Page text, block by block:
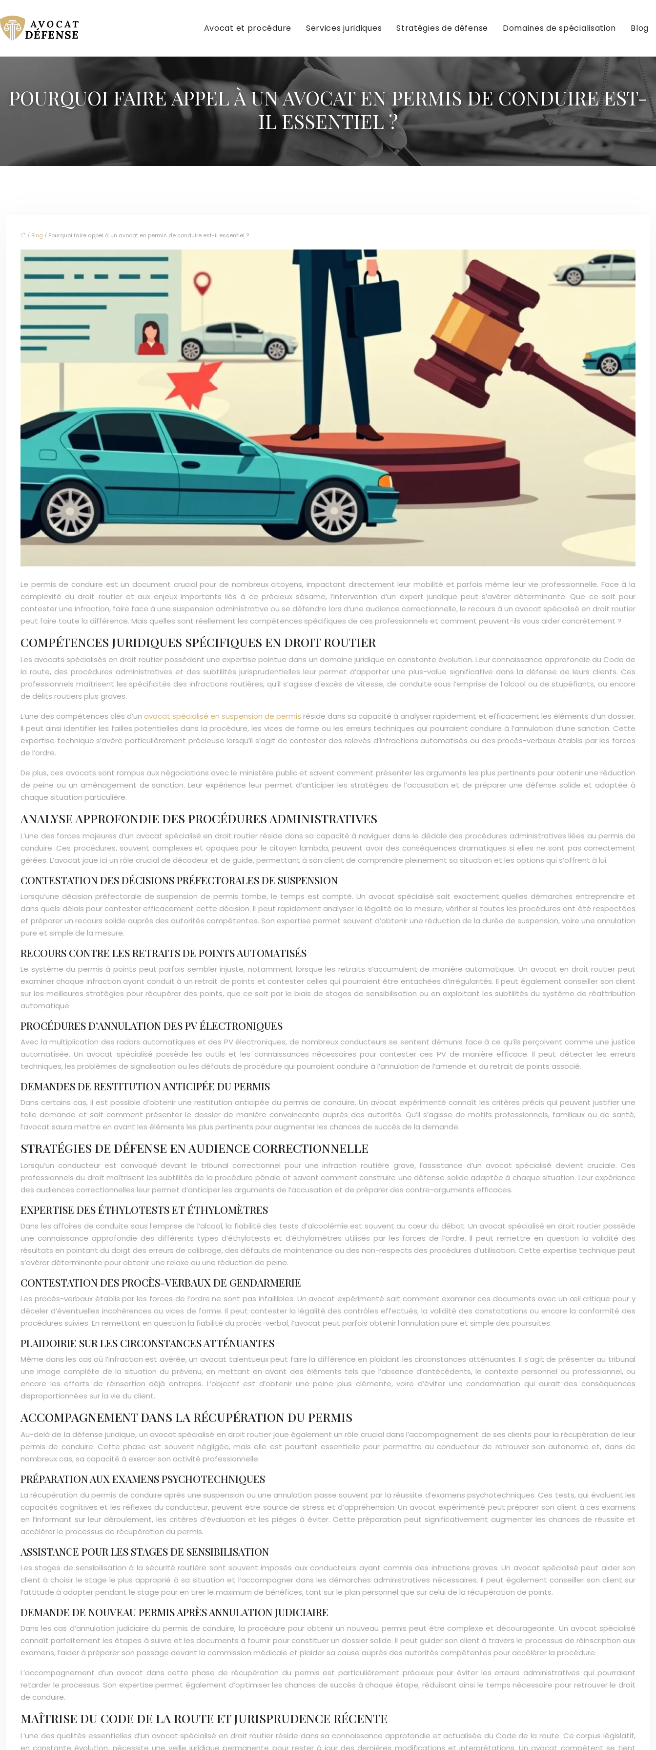
Avocat et procédure Services juridiques Stratégies de défense Domaines de spécialisation Blog
POURQUOI FAIRE APPEL À UN AVOCAT EN PERMIS DE CONDUIRE EST-
IL ESSENTIEL ?
/ Blog / Pourquoi faire appel à un avocat en permis de conduire est-il essentiel ?
Le permis de conduire est un document crucial pour de nombreux citoyens, impactant directement leur mobilité et parfois même leur vie professionnelle. Face à la
complexité du droit routier et aux enjeux importants liés à ce précieux sésame, l’intervention d’un expert juridique peut s’avérer déterminante. Que ce soit pour
contester une infraction, faire face à une suspension administrative ou se défendre lors d’une audience correctionnelle, le recours à un avocat spécialisé en droit routier
peut faire toute la différence. Mais quelles sont réellement les compétences spécifiques de ces professionnels et comment peuvent-ils vous aider concrètement ?
COMPÉTENCES JURIDIQUES SPÉCIFIQUES EN DROIT ROUTIER
Les avocats spécialisés en droit routier possèdent une expertise pointue dans un domaine juridique en constante évolution. Leur connaissance approfondie du Code de
la route, des procédures administratives et des subtilités jurisprudentielles leur permet d’apporter une plus-value significative dans la défense de leurs clients. Ces
professionnels maîtrisent les spécificités des infractions routières, qu’il s’agisse d’excès de vitesse, de conduite sous l’emprise de l’alcool ou de stupéfiants, ou encore
de délits routiers plus graves.
L’une des compétences clés d’un avocat spécialisé en suspension de permis réside dans sa capacité à analyser rapidement et efficacement les éléments d’un dossier.
Il peut ainsi identifier les failles potentielles dans la procédure, les vices de forme ou les erreurs techniques qui pourraient conduire à l’annulation d’une sanction. Cette
expertise technique s’avère particulièrement précieuse lorsqu’il s’agit de contester des relevés d’infractions automatisés ou des procès-verbaux établis par les forces
de l’ordre.
De plus, ces avocats sont rompus aux négociations avec le ministère public et savent comment présenter les arguments les plus pertinents pour obtenir une réduction
de peine ou un aménagement de sanction. Leur expérience leur permet d’anticiper les stratégies de l’accusation et de préparer une défense solide et adaptée à
chaque situation particulière.
ANALYSE APPROFONDIE DES PROCÉDURES ADMINISTRATIVES
L’une des forces majeures d’un avocat spécialisé en droit routier réside dans sa capacité à naviguer dans le dédale des procédures administratives liées au permis de
conduire. Ces procédures, souvent complexes et opaques pour le citoyen lambda, peuvent avoir des conséquences dramatiques si elles ne sont pas correctement
gérées. L’avocat joue ici un rôle crucial de décodeur et de guide, permettant à son client de comprendre pleinement sa situation et les options qui s’offrent à lui.
CONTESTATION DES DÉCISIONS PRÉFECTORALES DE SUSPENSION
Lorsqu’une décision préfectorale de suspension de permis tombe, le temps est compté. Un avocat spécialisé sait exactement quelles démarches entreprendre et
dans quels délais pour contester efficacement cette décision. Il peut rapidement analyser la légalité de la mesure, vérifier si toutes les procédures ont été respectées
et préparer un recours solide auprès des autorités compétentes. Son expertise permet souvent d’obtenir une réduction de la durée de suspension, voire une annulation
pure et simple de la mesure.
RECOURS CONTRE LES RETRAITS DE POINTS AUTOMATISÉS
Le système du permis à points peut parfois sembler injuste, notamment lorsque les retraits s’accumulent de manière automatique. Un avocat en droit routier peut
examiner chaque infraction ayant conduit à un retrait de points et contester celles qui pourraient être entachées d’irrégularités. Il peut également conseiller son client
sur les meilleures stratégies pour récupérer des points, que ce soit par le biais de stages de sensibilisation ou en exploitant les subtilités du système de réattribution
automatique.
PROCÉDURES D’ANNULATION DES PV ÉLECTRONIQUES
Avec la multiplication des radars automatiques et des PV électroniques, de nombreux conducteurs se sentent démunis face à ce qu’ils perçoivent comme une justice
automatisée. Un avocat spécialisé possède les outils et les connaissances nécessaires pour contester ces PV de manière efficace. Il peut détecter les erreurs
techniques, les problèmes de signalisation ou les défauts de procédure qui pourraient conduire à l’annulation de l’amende et du retrait de points associé.
DEMANDES DE RESTITUTION ANTICIPÉE DU PERMIS
Dans certains cas, il est possible d’obtenir une restitution anticipée du permis de conduire. Un avocat expérimenté connaît les critères précis qui peuvent justifier une
telle demande et sait comment présenter le dossier de manière convaincante auprès des autorités. Qu’il s’agisse de motifs professionnels, familiaux ou de santé,
l’avocat saura mettre en avant les éléments les plus pertinents pour augmenter les chances de succès de la demande.
STRATÉGIES DE DÉFENSE EN AUDIENCE CORRECTIONNELLE
Lorsqu’un conducteur est convoqué devant le tribunal correctionnel pour une infraction routière grave, l’assistance d’un avocat spécialisé devient cruciale. Ces
professionnels du droit maîtrisent les subtilités de la procédure pénale et savent comment construire une défense solide adaptée à chaque situation. Leur expérience
des audiences correctionnelles leur permet d’anticiper les arguments de l’accusation et de préparer des contre-arguments efficaces.
EXPERTISE DES ÉTHYLOTESTS ET ÉTHYLOMÈTRES
Dans les affaires de conduite sous l’emprise de l’alcool, la fiabilité des tests d’alcoolémie est souvent au cœur du débat. Un avocat spécialisé en droit routier possède
une connaissance approfondie des différents types d’éthylotests et d’éthylomètres utilisés par les forces de l’ordre. Il peut remettre en question la validité des
résultats en pointant du doigt des erreurs de calibrage, des défauts de maintenance ou des non-respects des procédures d’utilisation. Cette expertise technique peut
s’avérer déterminante pour obtenir une relaxe ou une réduction de peine.
CONTESTATION DES PROCÈS-VERBAUX DE GENDARMERIE
Les procès-verbaux établis par les forces de l’ordre ne sont pas infaillibles. Un avocat expérimenté sait comment examiner ces documents avec un œil critique pour y
déceler d’éventuelles incohérences ou vices de forme. Il peut contester la légalité des contrôles effectués, la validité des constatations ou encore la conformité des
procédures suivies. En remettant en question la fiabilité du procès-verbal, l’avocat peut parfois obtenir l’annulation pure et simple des poursuites.
PLAIDOIRIE SUR LES CIRCONSTANCES ATTÉNUANTES
Même dans les cas où l’infraction est avérée, un avocat talentueux peut faire la différence en plaidant les circonstances atténuantes. Il s’agit de présenter au tribunal
une image complète de la situation du prévenu, en mettant en avant des éléments tels que l’absence d’antécédents, le contexte personnel ou professionnel, ou
encore les efforts de réinsertion déjà entrepris. L’objectif est d’obtenir une peine plus clémente, voire d’éviter une condamnation qui aurait des conséquences
disproportionnées sur la vie du client.
ACCOMPAGNEMENT DANS LA RÉCUPÉRATION DU PERMIS
Au-delà de la défense juridique, un avocat spécialisé en droit routier joue également un rôle crucial dans l’accompagnement de ses clients pour la récupération de leur
permis de conduire. Cette phase est souvent négligée, mais elle est pourtant essentielle pour permettre au conducteur de retrouver son autonomie et, dans de
nombreux cas, sa capacité à exercer son activité professionnelle.
PRÉPARATION AUX EXAMENS PSYCHOTECHNIQUES
La récupération du permis de conduire après une suspension ou une annulation passe souvent par la réussite d’examens psychotechniques. Ces tests, qui évaluent les
capacités cognitives et les réflexes du conducteur, peuvent être source de stress et d’appréhension. Un avocat expérimenté peut préparer son client à ces examens
en l’informant sur leur déroulement, les critères d’évaluation et les pièges à éviter. Cette préparation peut significativement augmenter les chances de réussite et
accélérer le processus de récupération du permis.
ASSISTANCE POUR LES STAGES DE SENSIBILISATION
Les stages de sensibilisation à la sécurité routière sont souvent imposés aux conducteurs ayant commis des infractions graves. Un avocat spécialisé peut aider son
client à choisir le stage le plus approprié à sa situation et l’accompagner dans les démarches administratives nécessaires. Il peut également conseiller son client sur
l’attitude à adopter pendant le stage pour en tirer le maximum de bénéfices, tant sur le plan personnel que sur celui de la récupération de points.
DEMANDE DE NOUVEAU PERMIS APRÈS ANNULATION JUDICIAIRE
Dans les cas d’annulation judiciaire du permis de conduire, la procédure pour obtenir un nouveau permis peut être complexe et décourageante. Un avocat spécialisé
connaît parfaitement les étapes à suivre et les documents à fournir pour constituer un dossier solide. Il peut guider son client à travers le processus de réinscription aux
examens, l’aider à préparer son passage devant la commission médicale et plaider sa cause auprès des autorités compétentes pour accélérer la procédure.
L’accompagnement d’un avocat dans cette phase de récupération du permis est particulièrement précieux pour éviter les erreurs administratives qui pourraient
retarder le processus. Son expertise permet également d’optimiser les chances de succès à chaque étape, réduisant ainsi le temps nécessaire pour retrouver le droit
de conduire.
MAÎTRISE DU CODE DE LA ROUTE ET JURISPRUDENCE RÉCENTE
L’une des qualités essentielles d’un avocat spécialisé en droit routier réside dans sa connaissance approfondie et actualisée du Code de la route. Ce corpus législatif,
en constante évolution, nécessite une veille juridique permanente pour rester à jour des dernières modifications et interprétations. Un avocat compétent se tient